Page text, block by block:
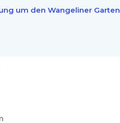
um den Wangeliner Garten